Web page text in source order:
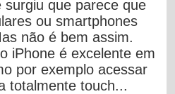
surgiu que parece que
ou smartphones
não é bem assim.
iPhone é excelente em
por exemplo acessar
totalmente touch...